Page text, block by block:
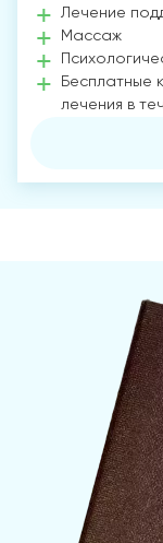
Лечение
Массаж
Бесплатные
лечения в